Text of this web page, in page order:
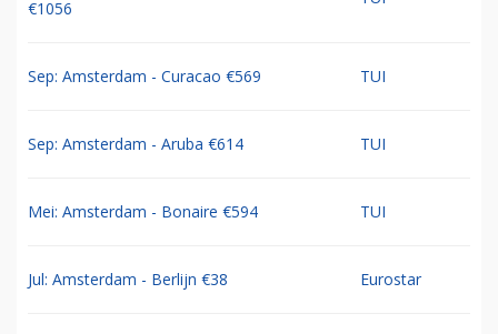
€1056
TUI
Sep: Amsterdam - Curacao €569 TUI
Sep: Amsterdam - Aruba €614 TUI
Mei: Amsterdam - Bonaire €594 TUI